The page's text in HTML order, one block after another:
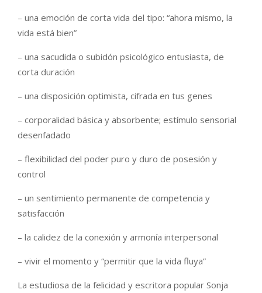
– una emoción de corta vida del tipo: “ahora mismo, la
vida está bien”
– una sacudida o subidón psicológico entusiasta, de
corta duración
– una disposición optimista, cifrada en tus genes
– corporalidad básica y absorbente; estímulo sensorial
desenfadado
– flexibilidad del poder puro y duro de posesión y
control
– un sentimiento permanente de competencia y
satisfacción
– la calidez de la conexión y armonía interpersonal
– vivir el momento y “permitir que la vida fluya”
La estudiosa de la felicidad y escritora popular Sonja